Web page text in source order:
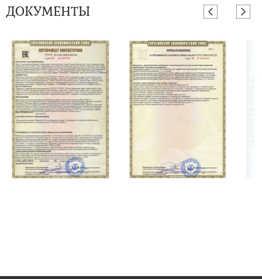
ДОКУМЕНТЫ